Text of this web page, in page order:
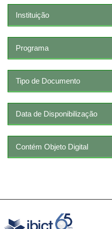
Instituição
Programa
Tipo de Documento
Data de Disponibilização
Contém Objeto Digital